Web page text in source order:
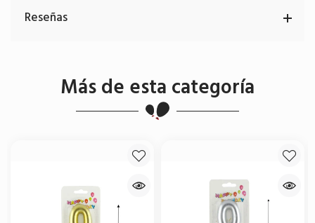
Reseñas
Más de esta categoría